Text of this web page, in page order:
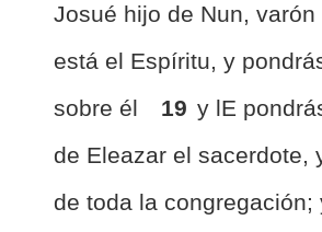
Josué hijo de Nun, varón
está el Espíritu, y
sobre él
19 y lE
de Eleazar el sacerdote,
de toda la congregación;